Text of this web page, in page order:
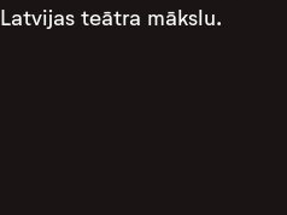
teātra mākslu.